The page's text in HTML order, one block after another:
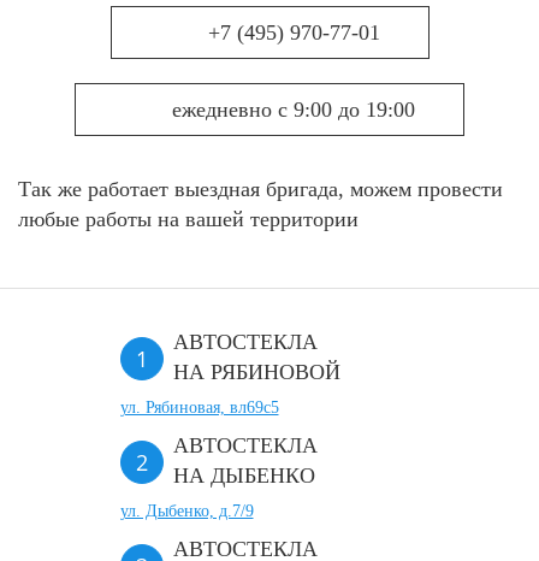
+7 (495) 970-77-01
ежедневно с 9:00 до 19:00
Так же работает выездная бригада, можем провести
любые работы на вашей территории
АВТОСТЕКЛА
НА РЯБИНОВОЙ
ул. Рябиновая, вл69с5
АВТОСТЕКЛА
НА ДЫБЕНКО
ул. Дыбенко, д.7/9
АВТОСТЕКЛА